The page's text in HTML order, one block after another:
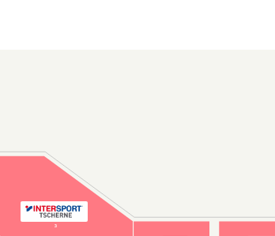
und Enter oder Leertaste, um Details zu öffnen.